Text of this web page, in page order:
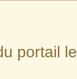
portail